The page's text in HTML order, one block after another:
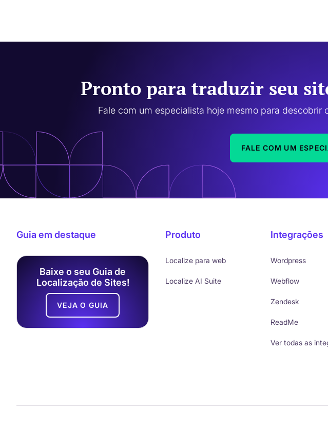
Pronto para traduzir seu
Fale com um especialista hoje mesmo para
FALE COM UM
Guia em destaque
Baixe o seu Guia de
Localização de Sites!
VEJA O GUIA
Produto
Localize para web
Localize AI Suite
Integrações
Wordpress
Webflow
Zendesk
ReadMe
Ver todas as